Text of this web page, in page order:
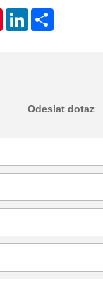
PinterestLinkedIn
Odeslat dotaz